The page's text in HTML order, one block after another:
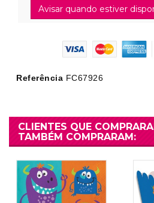
Avisar quando estiver
Referência FC67926
CLIENTES QUE
TAMBÉM COMPRARAM: